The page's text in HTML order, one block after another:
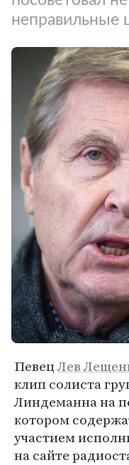
неправильные
ПевецЛев
клип солиста
Линдеманна на
котором
участием
на сайте